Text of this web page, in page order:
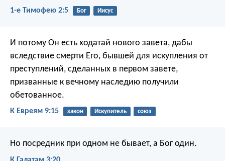
1-е Тимофею 2:5 Бог Иисус
И потому Он есть ходатай нового завета, дабы
вследствие смерти Его, бывшей для искупления от
преступлений, сделанных в первом завете,
призванные к вечному наследию получили
обетованное.
К Евреям 9:15 закон Искупитель союз
Но посредник при одном не бывает, а Бог один.